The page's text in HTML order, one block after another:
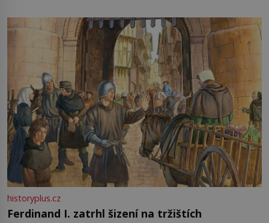
pře hned několik latinskoamerických zemí a k tomu
Francie, kde se traduje,
historyplus.cz
Ferdinand I. zatrhl šizení na tržištích